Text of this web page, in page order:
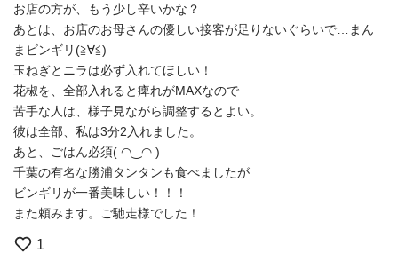
お店の方が、もう少し辛いかな？
あとは、お店のお母さんの優しい接客が足りないぐらいで…まん
まビンギリ(≧∀≦)
玉ねぎとニラは必ず入れてほしい！
花椒を、全部入れると痺れがMAXなので
苦手な人は、様子見ながら調整するとよい。
彼は全部、私は3分2入れました。
あと、ごはん必須( ◠‿◠ )
千葉の有名な勝浦タンタンも食べましたが
ビンギリが一番美味しい！！！
また頼みます。ご馳走様でした！
1